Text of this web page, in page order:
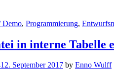
Demo, Programmierung,
in interne Tabelle
12. September 2017 by Enno Wulff